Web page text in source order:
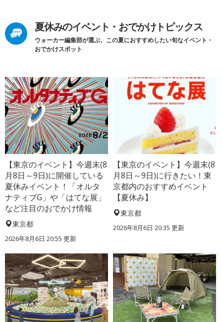
夏休みのイベント・おでかけトピックス
ウォーカー編集部が選ぶ、この夏におすすめしたい旬なイベント・
おでかけスポット
【東京のイベント】今週末(8
月8日～9日)に開催している
夏休みイベント！「オルタ
ナティブG」や「はてな展」
など注目のおでかけ情報
東京都
2026年8月6日 20:55 更新
【東京のイベント】今週末(8
月8日～9日)に行きたい！東
京都内のおすすめイベント
【夏休み】
東京都
2026年8月6日 20:35 更新